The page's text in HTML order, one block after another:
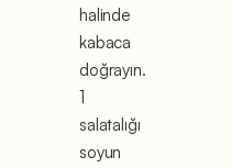
halinde
kabaca
doğrayın.
1
salatalığı
soyun